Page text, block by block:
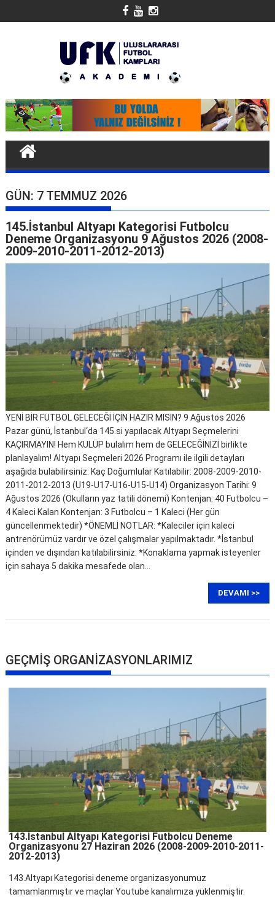
GÜN: 7 TEMMUZ 2026
145.İstanbul Altyapı Kategorisi Futbolcu
Deneme Organizasyonu 9 Ağustos 2026 (2008-
2009-2010-2011-2012-2013)
YENİ BİR FUTBOL GELECEĞİ İÇİN HAZIR MISIN? 9 Ağustos 2026
Pazar günü, İstanbul‘da 145.si yapılacak Altyapı Seçmelerini
KAÇIRMAYIN! Hem KULÜP bulalım hem de GELECEĞİNİZİ birlikte
planlayalım! Altyapı Seçmeleri 2026 Programı ile ilgili detayları
aşağıda bulabilirsiniz: Kaç Doğumlular Katılabilir: 2008-2009-2010-
2011-2012-2013 (U19-U17-U16-U15-U14) Organizasyon Tarihi: 9
Ağustos 2026 (Okulların yaz tatili dönemi) Kontenjan: 40 Futbolcu –
4 Kaleci Kalan Kontenjan: 3 Futbolcu – 1 Kaleci (Her gün
güncellenmektedir) *ÖNEMLİ NOTLAR: *Kaleciler için kaleci
antrenörümüz vardır ve özel çalışmalar yapılmaktadır. *İstanbul
içinden ve dışından katılabilirsiniz. *Konaklama yapmak isteyenler
için sahaya 5 dakika mesafede olan…
DEVAMI >>
GEÇMİŞ ORGANİZASYONLARIMIZ
143.İstanbul Altyapı Kategorisi Futbolcu Deneme
Organizasyonu 27 Haziran 2026 (2008-2009-2010-2011-
2012-2013)
143.Altyapı Kategorisi deneme organizasyonumuz
tamamlanmıştır ve maçlar Youtube kanalımıza yüklenmiştir.